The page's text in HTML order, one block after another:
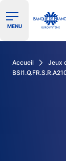
Ouvrir le
MENU
Accueil Jeux